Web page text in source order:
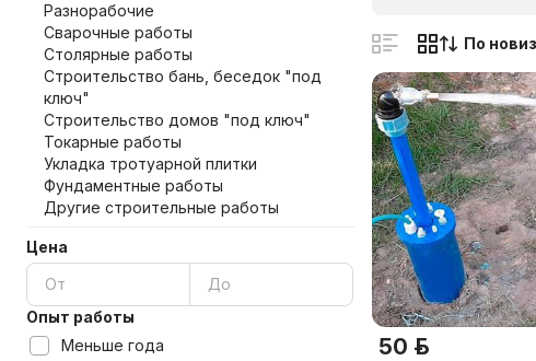
Разнорабочие
Сварочные работы
Столярные работы
Строительство бань, беседок "под
ключ"
Строительство домов "под ключ"
Токарные работы
Укладка тротуарной плитки
Фундаментные работы
Другие строительные работы
Цена
Опыт работы
Меньше года
По
50 р.